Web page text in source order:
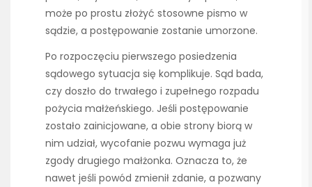
może po prostu złożyć stosowne pismo w
sądzie, a postępowanie zostanie umorzone.
Po rozpoczęciu pierwszego posiedzenia
sądowego sytuacja się komplikuje. Sąd bada,
czy doszło do trwałego i zupełnego rozpadu
pożycia małżeńskiego. Jeśli postępowanie
zostało zainicjowane, a obie strony biorą w
nim udział, wycofanie pozwu wymaga już
zgody drugiego małżonka. Oznacza to, że
nawet jeśli powód zmienił zdanie, a pozwany